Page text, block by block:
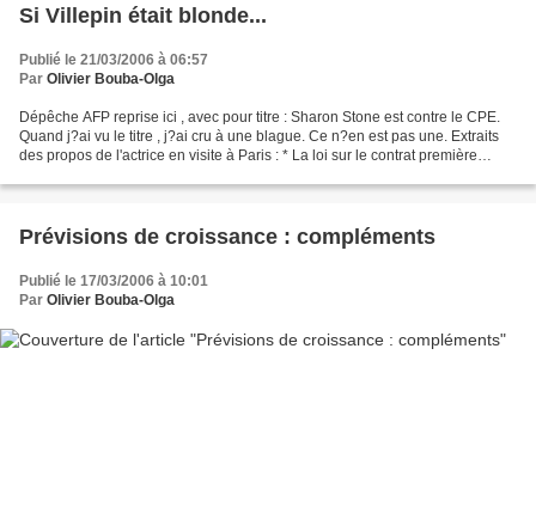
Si Villepin était blonde...
Publié le 21/03/2006 à 06:57
Par Olivier Bouba-Olga
Dépêche AFP reprise ici , avec pour titre : Sharon Stone est contre le CPE.
Quand j?ai vu le titre , j?ai cru à une blague. Ce n?en est pas une. Extraits
des propos de l'actrice en visite à Paris : * La loi sur le contrat première
Prévisions de croissance : compléments
Publié le 17/03/2006 à 10:01
Par Olivier Bouba-Olga